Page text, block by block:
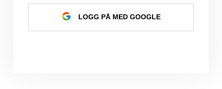
LOGG PÅ MED GOOGLE